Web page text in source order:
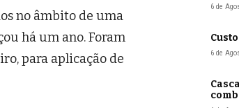
no âmbito de uma
há um ano. Foram
para aplicação de
6 de
6 de